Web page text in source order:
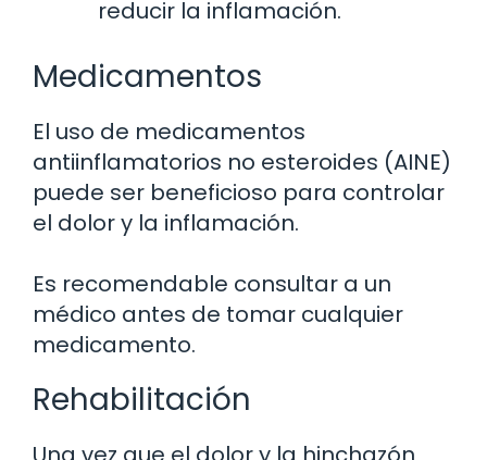
reducir la inflamación.
Medicamentos
El uso de medicamentos
antiinflamatorios no esteroides (AINE)
puede ser beneficioso para controlar
el dolor y la inflamación.
Es recomendable consultar a un
médico antes de tomar cualquier
medicamento.
Rehabilitación